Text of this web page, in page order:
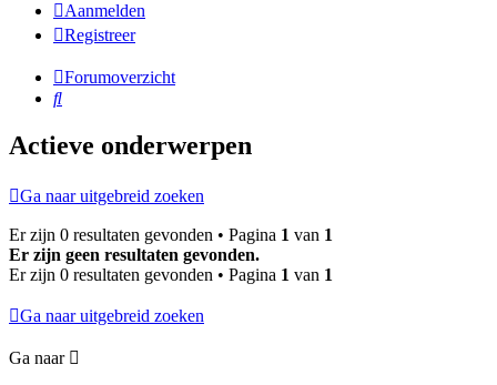
Aanmelden
Registreer
Forumoverzicht
Zoek
Actieve onderwerpen
Ga naar uitgebreid zoeken
Er zijn 0 resultaten gevonden • Pagina 1 van 1
Er zijn geen resultaten gevonden.
Er zijn 0 resultaten gevonden • Pagina 1 van 1
Ga naar uitgebreid zoeken
Ga naar